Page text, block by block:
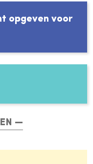
opgeven voor